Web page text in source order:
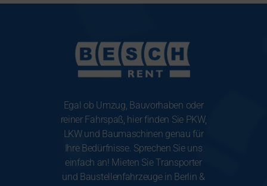
Egal ob Umzug, Bauvorhaben oder
reiner Fahrspaß, hier finden Sie PKW,
LKW und Baumaschinen genau für
Ihre Bedürfnisse. Sprechen Sie uns
einfach an! Mieten Sie Transporter
und Baustellenfahrzeuge in Berlin &